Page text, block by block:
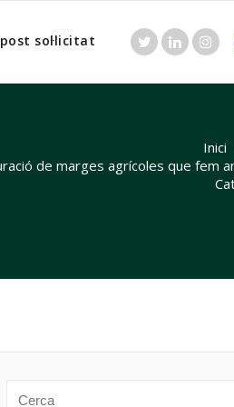
sol·licitat
Inici
de marges agrícoles que fem